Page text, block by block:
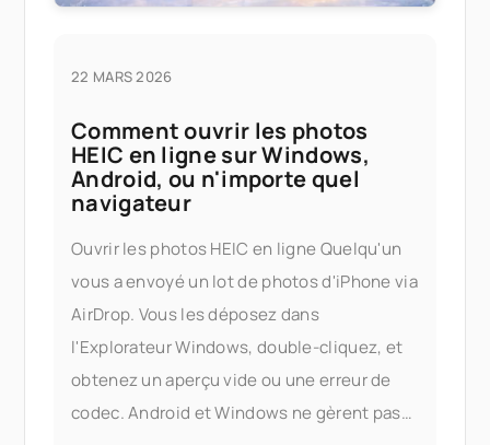
22 MARS 2026
Comment ouvrir les photos
HEIC en ligne sur Windows,
Android, ou n'importe quel
navigateur
Ouvrir les photos HEIC en ligne Quelqu'un
vous a envoyé un lot de photos d'iPhone via
AirDrop. Vous les déposez dans
l'Explorateur Windows, double-cliquez, et
obtenez un aperçu vide ou une erreur de
codec. Android et Windows ne gèrent pas